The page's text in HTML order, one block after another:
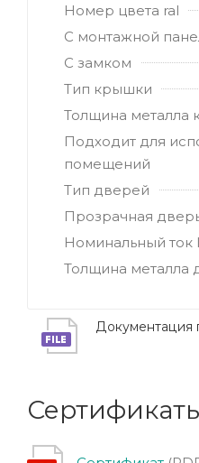
Номер цвета ral
С монтажной
С замком
Тип крышки
Толщина металла
Подходит для
помещений
Тип дверей
Прозрачная
Номинальный ток
Толщина металла
Документация